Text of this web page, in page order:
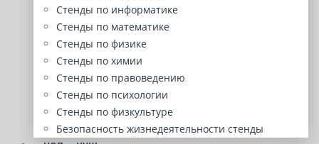
Стенды по информатике
Стенды по математике
Стенды по физике
Стенды по химии
Стенды по правоведению
Стенды по психологии
Стенды по физкультуре
Безопасность жизнедеятельности стенды